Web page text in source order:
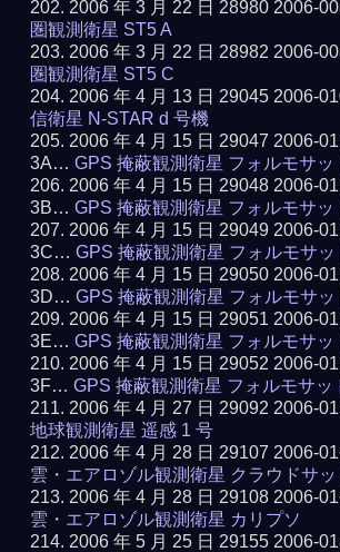
2006 年 3 月 22 日 28980 2006-
圏観測衛星 ST5 A
2006 年 3 月 22 日 28982 2006-
圏観測衛星 ST5 C
2006 年 4 月 13 日 29045 2006-
信衛星 N-STAR d 号機
2006 年 4 月 15 日 29047 2006-
3A…GPS 掩蔽観測衛星 フォルモサッ
2006 年 4 月 15 日 29048 2006-
3B…GPS 掩蔽観測衛星 フォルモサッ
2006 年 4 月 15 日 29049 2006-
3C…GPS 掩蔽観測衛星 フォルモサッ
2006 年 4 月 15 日 29050 2006-
3D…GPS 掩蔽観測衛星 フォルモサッ
2006 年 4 月 15 日 29051 2006-
3E…GPS 掩蔽観測衛星 フォルモサッ
2006 年 4 月 15 日 29052 2006-
3F…GPS 掩蔽観測衛星 フォルモサッ
2006 年 4 月 27 日 29092 2006-
地球観測衛星 遥感 1 号
2006 年 4 月 28 日 29107 2006-
雲・エアロゾル観測衛星 クラウドサッ
2006 年 4 月 28 日 29108 2006-
雲・エアロゾル観測衛星 カリプソ
2006 年 5 月 25 日 29155 2006-